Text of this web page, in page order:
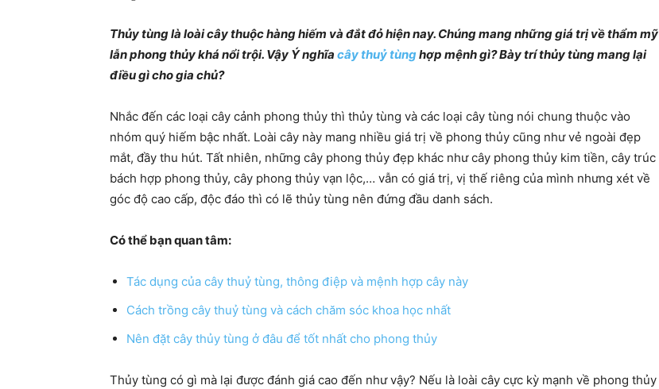
điều
Thủy tùng là loài cây thuộc hàng hiếm và đắt đỏ hiện nay. Chúng mang những giá trị về thẩm mỹ
lẫn phong thủy khá nổi trội. Vậy Ý nghĩa cây thuỷ tùnghợp mệnh gì? Bày trí thủy tùng mang lại
điều gì cho gia chủ?
Nhắc đến các loại cây cảnh phong thủy thì thủy tùng và các loại cây tùng nói chung thuộc vào
nhóm quý hiếm bậc nhất. Loài cây này mang nhiều giá trị về phong thủy cũng như vẻ ngoài đẹp
mắt, đầy thu hút. Tất nhiên, những cây phong thủy đẹp khác như cây phong thủy kim tiền, cây trúc
bách hợp phong thủy, cây phong thủy vạn lộc,… vẫn có giá trị, vị thế riêng của mình nhưng xét về
góc độ cao cấp, độc đáo thì có lẽ thủy tùng nên đứng đầu danh sách.
Có thể bạn quan tâm:
Tác dụng của cây thuỷ tùng, thông điệp và mệnh hợp cây này
Cách trồng cây thuỷ tùng và cách chăm sóc khoa học nhất
Nên đặt cây thủy tùng ở đâu để tốt nhất cho phong thủy
Thủy tùng có gì mà lại được đánh giá cao đến như vậy? Nếu là loài cây cực kỳ mạnh về phong thủy